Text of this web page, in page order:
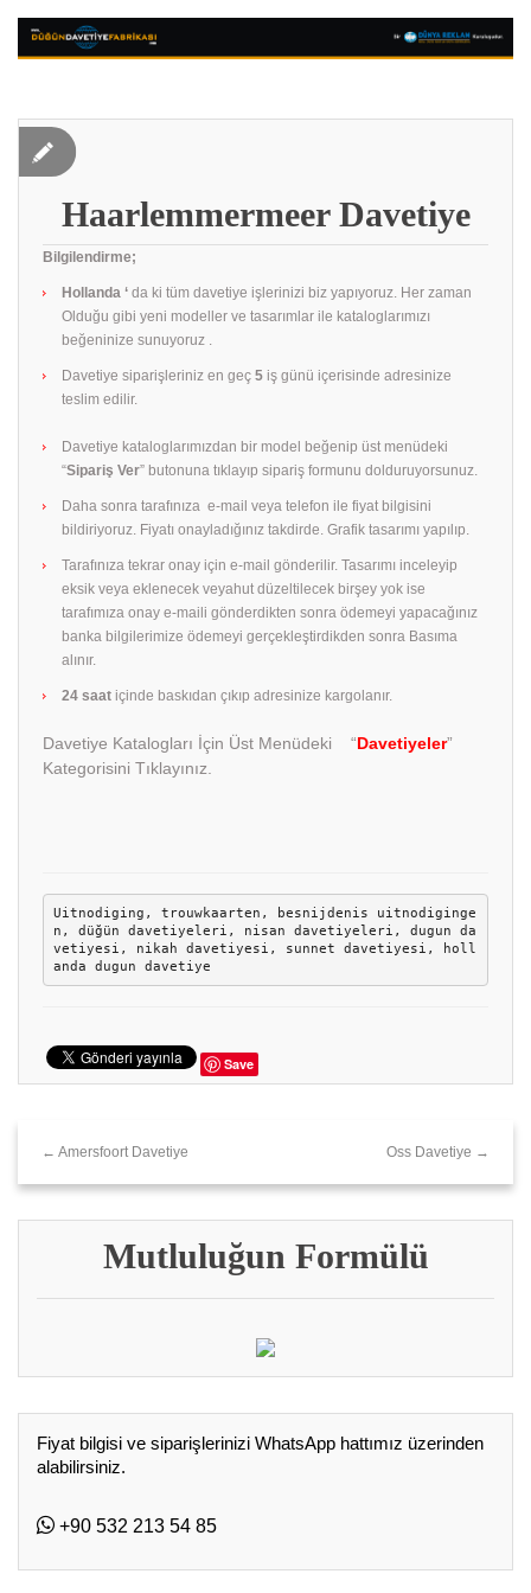
Haarlemmermeer Davetiye
Bilgilendirme;
Hollanda ‘ da ki tüm davetiye işlerinizi biz yapıyoruz. Her zaman
Olduğu gibi yeni modeller ve tasarımlar ile kataloglarımızı
beğeninize sunuyoruz .
Davetiye siparişleriniz en geç 5 iş günü içerisinde adresinize
teslim edilir.
Davetiye kataloglarımızdan bir model beğenip üst menüdeki
“Sipariş Ver” butonuna tıklayıp sipariş formunu dolduruyorsunuz.
Daha sonra tarafınıza e-mail veya telefon ile fiyat bilgisini
bildiriyoruz. Fiyatı onayladığınız takdirde. Grafik tasarımı yapılıp.
Tarafınıza tekrar onay için e-mail gönderilir. Tasarımı inceleyip
eksik veya eklenecek veyahut düzeltilecek birşey yok ise
tarafımıza onay e-maili gönderdikten sonra ödemeyi yapacağınız
banka bilgilerimize ödemeyi gerçekleştirdikden sonra Basıma
alınır.
24 saat içinde baskıdan çıkıp adresinize kargolanır.
Davetiye Katalogları İçin Üst Menüdeki “Davetiyeler”
Kategorisini Tıklayınız.
Uitnodiging, trouwkaarten, besnijdenis uitnodiginge
n, düğün davetiyeleri, nisan davetiyeleri, dugun da
vetiyesi, nikah davetiyesi, sunnet davetiyesi, holl
anda dugun davetiye
Save
← Amersfoort Davetiye Oss Davetiye →
Mutluluğun Formülü
Fiyat bilgisi ve siparişlerinizi WhatsApp hattımız üzerinden
alabilirsiniz.
+90 532 213 54 85